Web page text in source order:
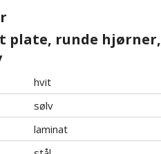
plate, runde
hvit
sølv
laminat